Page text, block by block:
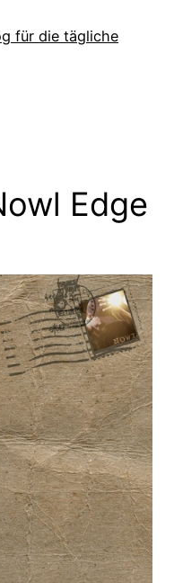
für die tägliche
Edge